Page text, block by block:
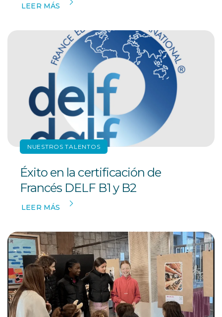
LEER MÁS
NUESTROS TALENTOS
Éxito en la certificación de
Francés DELF B1 y B2
LEER MÁS